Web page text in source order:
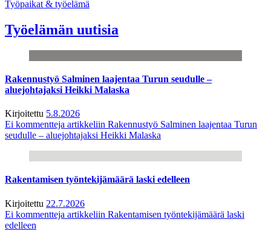
Työpaikat & työelämä
Työelämän uutisia
Rakennustyö Salminen laajentaa Turun seudulle –
aluejohtajaksi Heikki Malaska
Kirjoitettu 5.8.2026
Ei kommentteja artikkeliin Rakennustyö Salminen laajentaa Turun
seudulle – aluejohtajaksi Heikki Malaska
Rakentamisen työntekijämäärä laski edelleen
Kirjoitettu 22.7.2026
Ei kommentteja artikkeliin Rakentamisen työntekijämäärä laski
edelleen